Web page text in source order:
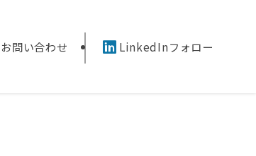
問い合わせ LinkedInフォロー